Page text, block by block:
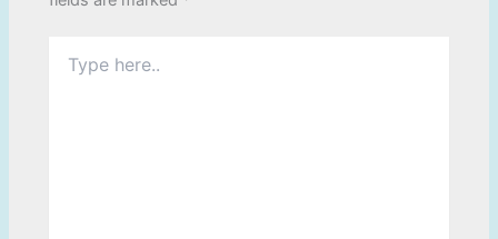
here..